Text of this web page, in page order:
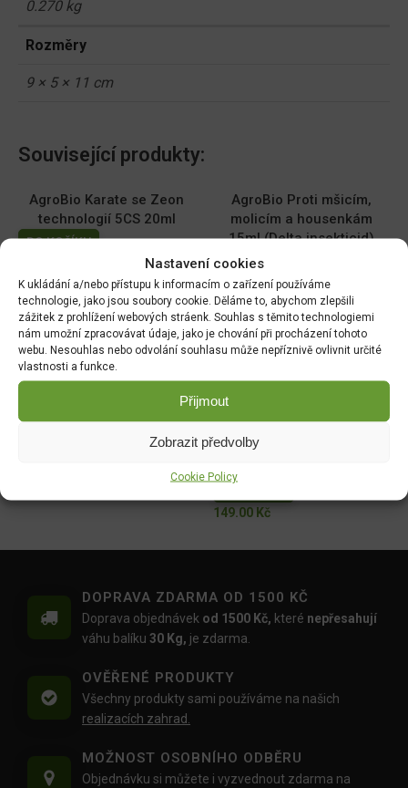
Nastavení cookies
K ukládání a/nebo přístupu k informacím o zařízení používáme
technologie, jako jsou soubory cookie. Děláme to, abychom zlepšili
zážitek z prohlížení webových stráenk. Souhlas s těmito technologiemi
nám umožní zpracovávat údaje, jako je chování při procházení tohoto
webu. Nesouhlas nebo odvolání souhlasu může nepříznivě ovlivnit určité
vlastnosti a funkce.
Přijmout
Zobrazit předvolby
Cookie Policy
0.270 kg
Rozměry
9 × 5 × 11 cm
Související produkty:
AgroBio Karate se Zeon
technologií 5CS 20ml
DO KOŠÍKU
AgroBio Proti mšicím,
molicím a housenkám
15ml (Delta insekticid)
DO KOŠÍKU
79.00Kč
AgroBio Proti mšicím,
molicím a housenkám 3ml
(Delta insekticid)
DO KOŠÍKU
AgroBio Zdravé rajče PLUS
- souprava
Magnicur Finito 50ml
Ferramol Neudorff
149.00 Kč
DOPRAVA ZDARMA OD 1500 KČ
Doprava objednávek od 1500 Kč, které nepřesahují
váhu balíku 30 Kg, je zdarma.
OVĚŘENÉ PRODUKTY
Všechny produkty sami používáme na našich
realizacích zahrad.
MOŽNOST OSOBNÍHO ODBĚRU
Objednávku si můžete i vyzvednout zdarma na